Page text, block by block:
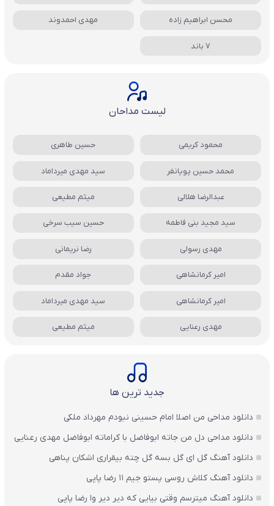
محسن ابراهیم زاده مهدی احمدوند
7 باند
لیست مداحان
محمود کریمی حسین طاهری
محمد حسین پویانفر سید مهدی میرداماد
عبدالرضا هلالی میثم مطیعی
سید مجید بنی فاطمه حسین سیب سرخی
مهدی رسولی رضا نریمانی
امیر کرمانشاهی جواد مقدم
امیر کرمانشاهی سید مهدی میرداماد
مهدی رعنایی میثم مطیعی
جدید ترین ها
دانلود مداحی من اصلا امام حسینی نبودم مهرداد ملکی
دانلود مداحی دل من جاته ابوفاضل با کراماته ابوفاضل مهدی رعنایی
دانلود آهنگ گل ای گل بسه گل چته بیقراری اشکان پناهی
دانلود آهنگ کلاش روسی پستو جیم ۱۱ رضا پاپی
دانلود آهنگ میترسم وقتی بیایی که دیر دیر وا رضا پاپی